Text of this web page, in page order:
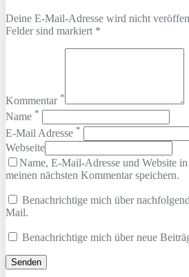
Deine E-Mail-Adresse wird nicht
Felder sind markiert *
Kommentar *
Name *
E-Mail Adresse *
Webseite
Name, E-Mail-Adresse und Website
meinen nächsten Kommentar speichern.
Benachrichtige mich über
Mail.
Benachrichtige mich über neue